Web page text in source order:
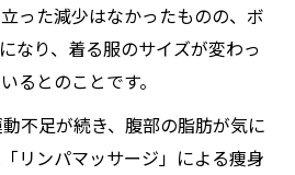
った減少はなかったものの、ボ
なり、着る服のサイズが変わっ
るとのことです。
不足が続き、腹部の脂肪が気に
リンパマッサージ」による痩身